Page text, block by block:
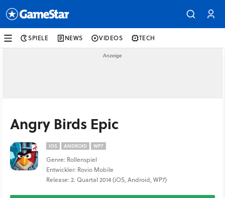
SPIELE NEWS VIDEOS TECH
Angry Birds Epic
IOS ANDROID WP7
Genre: Rollenspiel
Entwickler: Rovio Mobile
Release: 2. Quartal 2014 (iOS, Android, WP7)